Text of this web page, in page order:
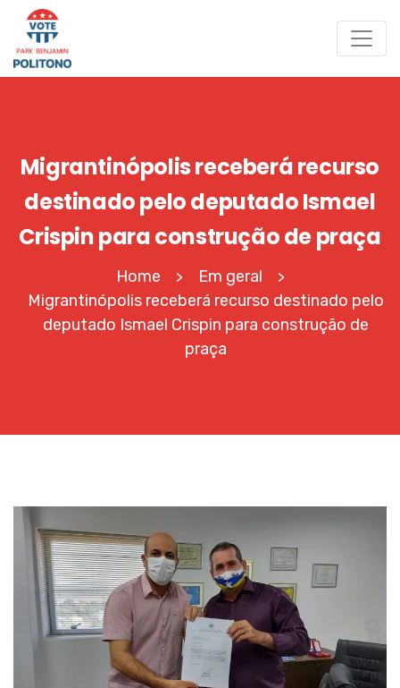
Migrantinópolis receberá recurso
destinado pelo deputado Ismael
Crispin para construção de praça
Home > Em geral >
Migrantinópolis receberá recurso destinado pelo
deputado Ismael Crispin para construção de
praça